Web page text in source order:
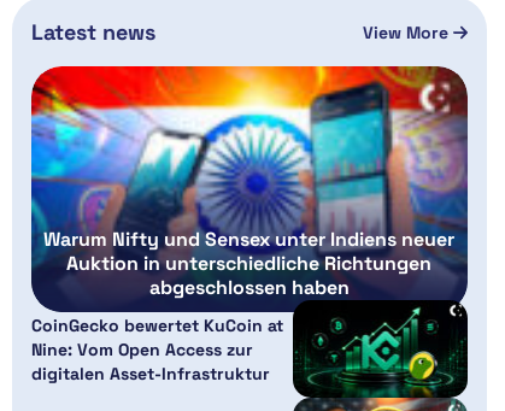
Latest news View More
Warum Nifty und Sensex unter Indiens neuer
Auktion in unterschiedliche Richtungen
abgeschlossen haben
CoinGecko bewertet KuCoin at
Nine: Vom Open Access zur
digitalen Asset-Infrastruktur